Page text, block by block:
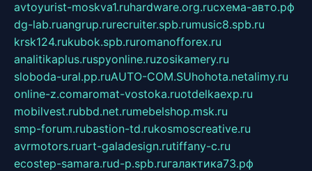
avtoyurist-moskva1.ruhardware.org.ruсхема-авто.рф
dg-lab.ruangrup.rurecruiter.spb.rumusic8.spb.ru
krsk124.rukubok.spb.ruromanofforex.ru
analitikaplus.ruspyonline.ruzosikamery.ru
sloboda-ural.pp.ruAUTO-COM.SUhohota.netalimy.ru
online-z.comaromat-vostoka.ruotdelkaexp.ru
mobilvest.rubbd.net.rumebelshop.msk.ru
smp-forum.rubastion-td.rukosmoscreative.ru
avrmotors.ruart-galadesign.rutiffany-c.ru
ecostep-samara.rud-p.spb.ruгалактика73.рф